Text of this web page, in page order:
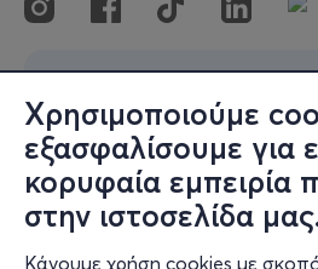
Χρησιμοποιούμε
εξασφαλίσουμε για
κορυφαία εμπειρία
στην ιστοσελίδα
Κάνουμε χρήση cookies με